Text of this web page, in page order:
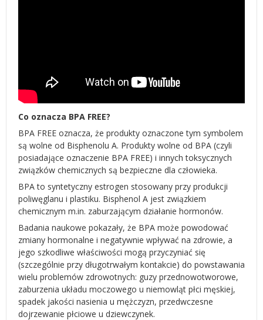
Co oznacza BPA FREE?
BPA FREE oznacza, że produkty oznaczone tym symbolem
są wolne od Bisphenolu A. Produkty wolne od BPA (czyli
posiadające oznaczenie BPA FREE) i innych toksycznych
związków chemicznych są bezpieczne dla człowieka.
BPA to syntetyczny estrogen stosowany przy produkcji
poliwęglanu i plastiku. Bisphenol A jest związkiem
chemicznym m.in. zaburzającym działanie hormonów.
Badania naukowe pokazały, że BPA może powodować
zmiany hormonalne i negatywnie wpływać na zdrowie, a
jego szkodliwe właściwości mogą przyczyniać się
(szczególnie przy długotrwałym kontakcie) do powstawania
wielu problemów zdrowotnych: guzy przednowotworowe,
zaburzenia układu moczowego u niemowląt płci męskiej,
spadek jakości nasienia u mężczyzn, przedwczesne
dojrzewanie płciowe u dziewczynek.